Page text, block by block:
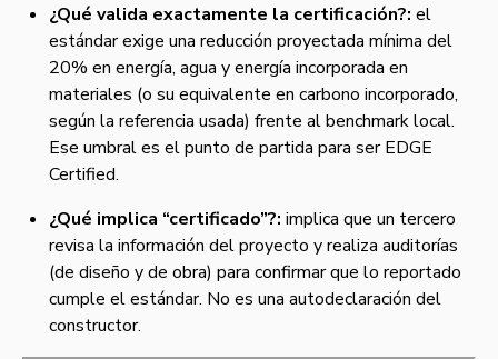
¿Qué valida exactamente la certificación?: el
estándar exige una reducción proyectada mínima del
20% en energía, agua y energía incorporada en
materiales (o su equivalente en carbono incorporado,
según la referencia usada) frente al benchmark local.
Ese umbral es el punto de partida para ser EDGE
Certified.
¿Qué implica “certificado”?: implica que un tercero
revisa la información del proyecto y realiza auditorías
(de diseño y de obra) para confirmar que lo reportado
cumple el estándar. No es una autodeclaración del
constructor.